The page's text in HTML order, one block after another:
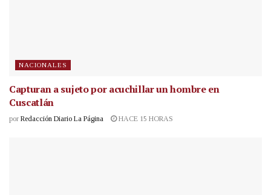
NACIONALES
Capturan a sujeto por acuchillar un hombre en
Cuscatlán
por Redacción Diario La Página HACE 15 HORAS